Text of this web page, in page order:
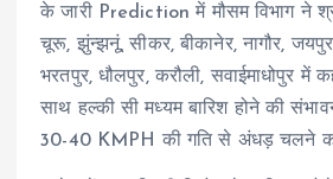
के जारी Prediction में मौसम विभाग ने
चूरू, झुंन्झनूं, सीकर, बीकानेर, नागौर,
भरतपुर, धौलपुर, करौली, सवाईमाधोपुर में
साथ हल्की सी मध्यम बारिश होने की
30-40 KMPH की गति से अंधड़ चलने